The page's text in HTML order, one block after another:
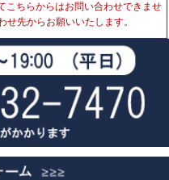
こちらからはお問い合わせできませ
せ先からお願いいたします。